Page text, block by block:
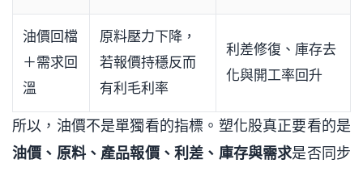
油價回檔
＋需求回
溫
原料壓力下降，
若報價持穩反而
有利毛利率
利差修復、庫存去
化與開工率回升
所以，油價不是單獨看的指標。塑化股真正要看的是
油價、原料、產品報價、利差、庫存與需求是否同步